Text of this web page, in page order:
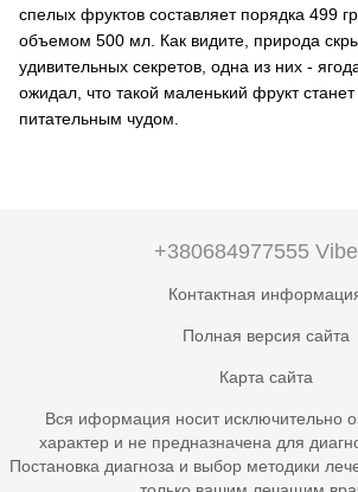
спелых фруктов составляет порядка 499
объемом 500 мл. Как видите, природа
удивительных секретов, одна из них -
ожидал, что такой маленький фрукт
питательным чудом.
+380684977555
Контактная
Полная версия сайта
Карта сайта
Вся иформация носит исключительно
характер и не предназначена для
Постановка диагноза и выбор методики